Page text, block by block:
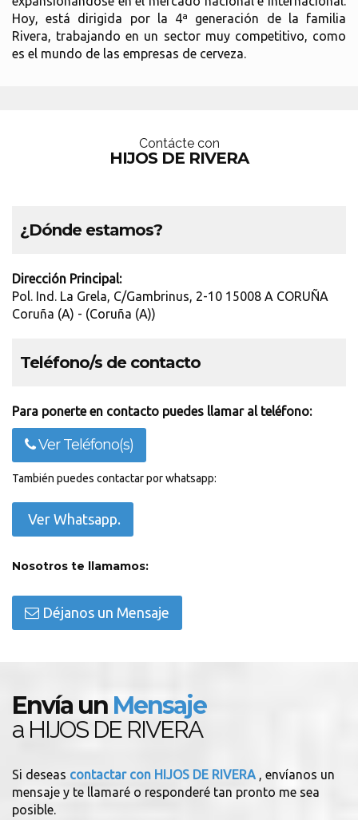
Hoy, está dirigida por la 4ª generación de la familia
Rivera, trabajando en un sector muy competitivo, como
es el mundo de las empresas de cerveza.
Contácte con
HIJOS DE RIVERA
¿Dónde estamos?
Dirección Principal:
Pol. Ind. La Grela, C/Gambrinus, 2-10 15008 A CORUÑA
Coruña (A) - (Coruña (A))
Teléfono/s de contacto
Para ponerte en contacto puedes llamar al teléfono:
Ver Teléfono(s)
También puedes contactar por whatsapp:
Ver Whatsapp.
Nosotros te llamamos:
Déjanos un Mensaje
Envía un Mensaje
a HIJOS DE RIVERA
Si deseas contactar con HIJOS DE RIVERA , envíanos un
mensaje y te llamaré o responderé tan pronto me sea
posible.